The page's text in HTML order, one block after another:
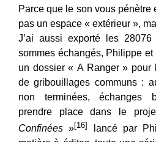
Parce que le son vous pénètre
pas un espace « extérieur »,
J’ai aussi exporté les
sommes échangés, Philippe
un dossier « A Ranger » pour
de gribouillages communs :
non terminées, échanges
prendre place dans le
Confinées »[16]
lancé par